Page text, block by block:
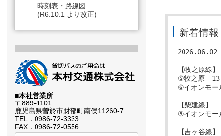
時刻表・路線図
(R6.10.1 より改正)
■本社営業所
〒889-4101
鹿児島県曽於市財部町南俣11260-7
TEL．0986-72-3333
FAX．0986-72-0556
新着情報
2026.06.02
【牧之原線
⑤牧之原　
⑥イオンモー
【柴建線】
⑤イオンモー
【吉ヶ谷線】